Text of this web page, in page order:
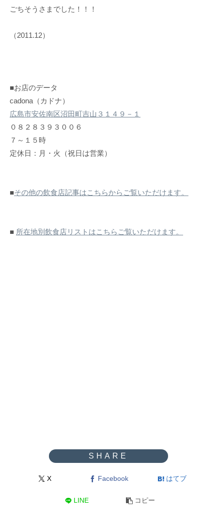
ごちそうさまでした！！！
（2011.12）
■お店のデータ
cadona（カドナ）
広島市安佐南区沼田町吉山３１４９－１
０８２８３９３００６
７～１５時
定休日：月・火（祝日は営業）
■その他の飲食店記事はこちらからご覧いただけます。
■ 所在地別飲食店リストはこちらご覧いただけます。
X Facebook はてブ
LINE コピー